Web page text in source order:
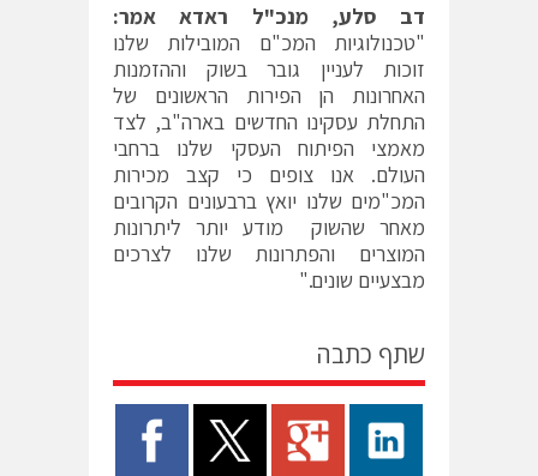
דב סלע, מנכ"ל ראדא
אמר:
"טכנולוגיות המכ"ם המובילות שלנו
זוכות לעניין גובר בשוק וההזמנות
האחרונות הן הפירות הראשונים של
התחלת עסקינו החדשים בארה"ב, לצד
מאמצי הפיתוח העסקי שלנו ברחבי
העולם. אנו צופים כי קצב מכירות
המכ"מים שלנו יואץ ברבעונים הקרובים
מאחר שהשוק מודע יותר ליתרונות
המוצרים והפתרונות שלנו לצרכים
מבצעיים שונים."
שתף כתבה